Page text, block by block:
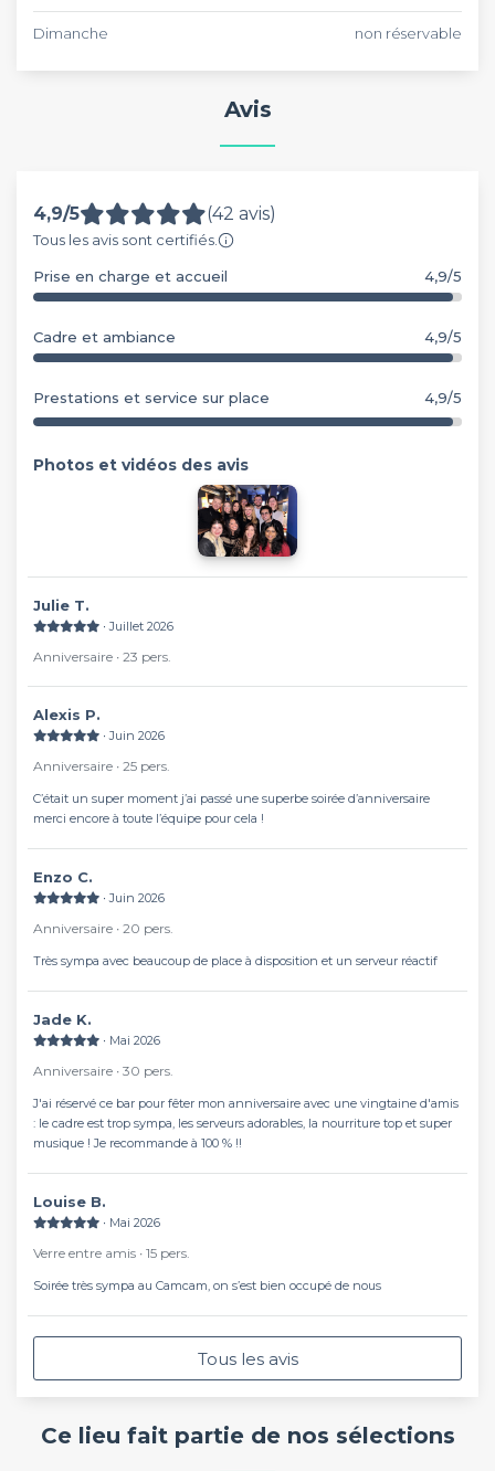
Dimanche non réservable
Avis
4,9/5 (42 avis)
Tous les avis sont certifiés.
Prise en charge et accueil 4,9/5
Cadre et ambiance 4,9/5
Prestations et service sur place 4,9/5
Photos et vidéos des avis
Julie T.
∙ Juillet 2026
Anniversaire ∙ 23 pers.
Alexis P.
∙ Juin 2026
Anniversaire ∙ 25 pers.
C’était un super moment j’ai passé une superbe soirée d’anniversaire
merci encore à toute l’équipe pour cela !
Enzo C.
∙ Juin 2026
Anniversaire ∙ 20 pers.
Très sympa avec beaucoup de place à disposition et un serveur réactif
Jade K.
∙ Mai 2026
Anniversaire ∙ 30 pers.
J'ai réservé ce bar pour fêter mon anniversaire avec une vingtaine d'amis
: le cadre est trop sympa, les serveurs adorables, la nourriture top et super
musique ! Je recommande à 100 % !!
Louise B.
∙ Mai 2026
Verre entre amis ∙ 15 pers.
Soirée très sympa au Camcam, on s’est bien occupé de nous
Tous les avis
Ce lieu fait partie de nos sélections